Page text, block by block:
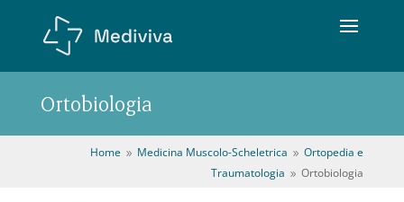
Ortobiologia
Home 9 Medicina Muscolo-Scheletrica 9 Ortopedia e
Traumatologia 9 Ortobiologia